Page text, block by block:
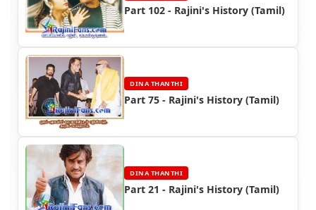
Part 102 - Rajini's History (Tamil)
DINA THANTHI
Part 75 - Rajini's History (Tamil)
DINA THANTHI
Part 21 - Rajini's History (Tamil)